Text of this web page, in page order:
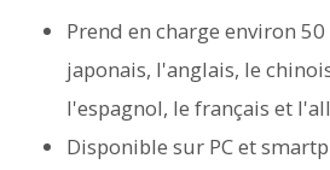
Prend en charge environ
japonais, l'anglais, le
l'espagnol, le français et
Disponible sur PC et